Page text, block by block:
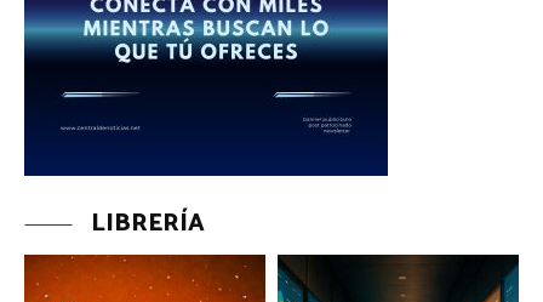
LIBRERÍA